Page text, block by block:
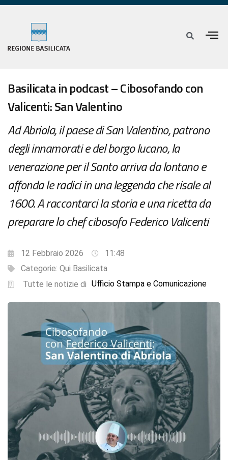
Basilicata in podcast – Cibosofando con
Valicenti: San Valentino
Ad Abriola, il paese di San Valentino, patrono
degli innamorati e del borgo lucano, la
venerazione per il Santo arriva da lontano e
affonda le radici in una leggenda che risale al
1600. A raccontarci la storia e una ricetta da
preparare lo chef cibosofo Federico Valicenti
12 Febbraio 2026
11:48
Categorie: Qui Basilicata
Tutte le notizie di Ufficio Stampa e Comunicazione